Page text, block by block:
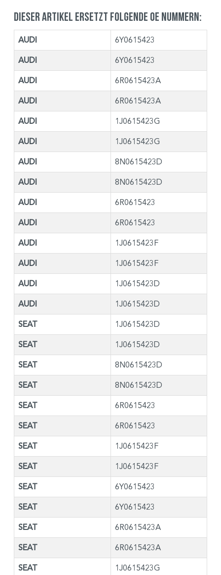
Dieser Artikel ersetzt folgende OE Nummern:
AUDI 6Y0615423
AUDI 6Y0615423
AUDI 6R0615423A
AUDI 6R0615423A
AUDI 1J0615423G
AUDI 1J0615423G
AUDI 8N0615423D
AUDI 8N0615423D
AUDI 6R0615423
AUDI 6R0615423
AUDI 1J0615423F
AUDI 1J0615423F
AUDI 1J0615423D
AUDI 1J0615423D
SEAT 1J0615423D
SEAT 1J0615423D
SEAT 8N0615423D
SEAT 8N0615423D
SEAT 6R0615423
SEAT 6R0615423
SEAT 1J0615423F
SEAT 1J0615423F
SEAT 6Y0615423
SEAT 6Y0615423
SEAT 6R0615423A
SEAT 6R0615423A
SEAT 1J0615423G